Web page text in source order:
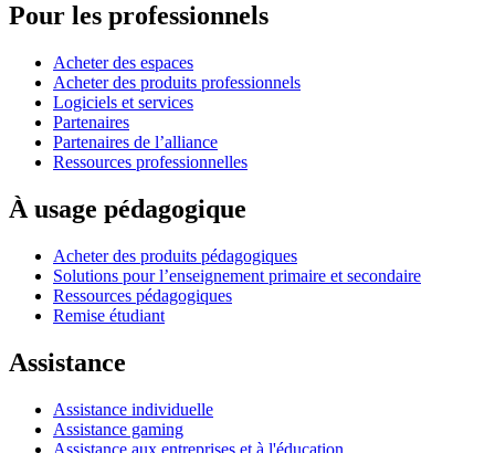
Pour les professionnels
Acheter des espaces
Acheter des produits professionnels
Logiciels et services
Partenaires
Partenaires de l’alliance
Ressources professionnelles
À usage pédagogique
Acheter des produits pédagogiques
Solutions pour l’enseignement primaire et secondaire
Ressources pédagogiques
Remise étudiant
Assistance
Assistance individuelle
Assistance gaming
Assistance aux entreprises et à l'éducation